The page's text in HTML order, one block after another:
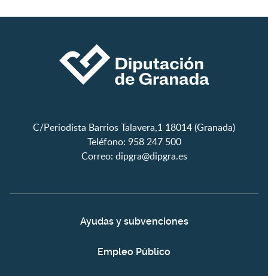
C/Periodista Barrios Talavera,1 18014 (Granada)
Teléfono: 958 247 500
Correo: dipgra@dipgra.es
Ayudas y subvenciones
Empleo Público